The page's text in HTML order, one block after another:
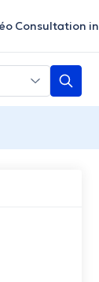
Consultation